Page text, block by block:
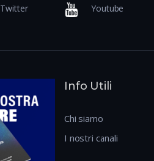
Twitter Youtube
Info Utili
Chi siamo
I nostri canali